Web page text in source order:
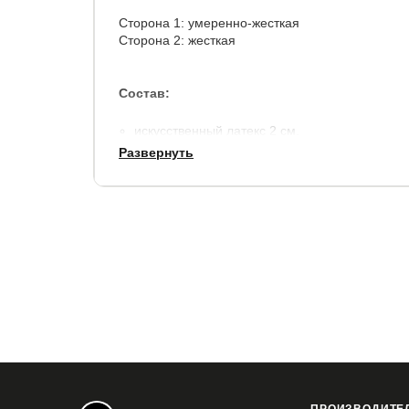
Сторона 1: умеренно-жесткая
Сторона 2: жесткая
Состав:
искусственный латекс 2 см.
латексированная кокосовая койра 2 см.
Развернуть